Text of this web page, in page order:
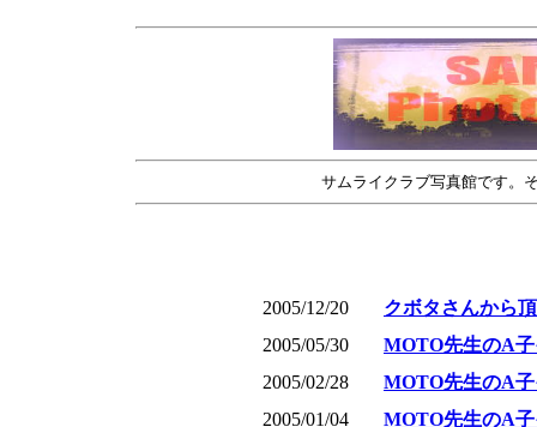
サムライクラブ写真館です。
2005/12/20
クボタさんから
2005/05/30
MOTO先生のA
2005/02/28
MOTO先生のA
2005/01/04
MOTO先生のA